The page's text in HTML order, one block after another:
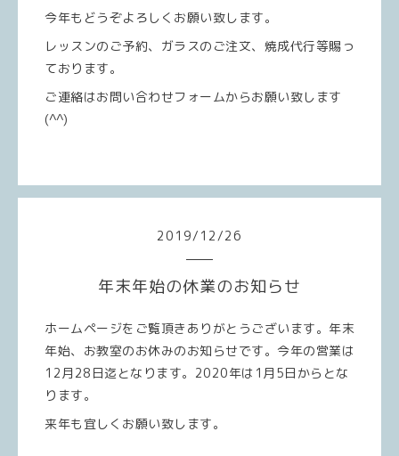
今年もどうぞよろしくお願い致します。
レッスンのご予約、ガラスのご注文、焼成代行等賜っ
ております。
ご連絡はお問い合わせフォームからお願い致します
(^^)
2019/ 12 /26
年末年始の休業のお知らせ
ホームページをご覧頂きありがとうございます。年末
年始、お教室のお休みのお知らせです。今年の営業は
12月28日迄となります。2020年は1月5日からとな
ります。
来年も宜しくお願い致します。